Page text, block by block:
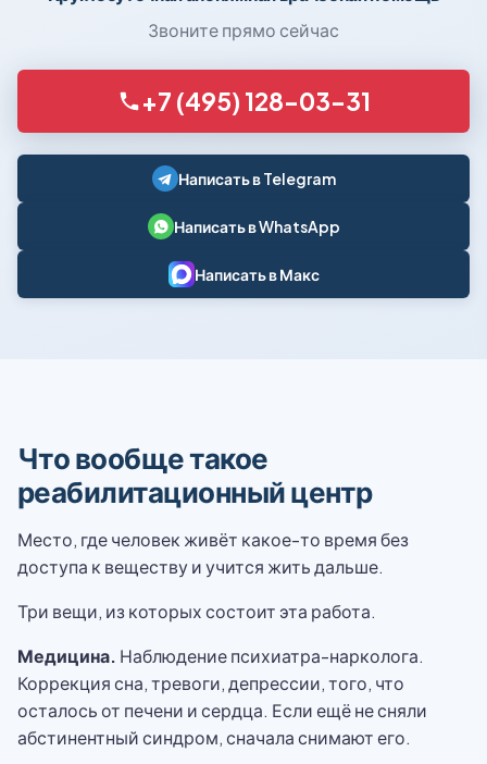
Звоните прямо сейчас
+7 (495) 128-03-31
Написать в Telegram
Написать в WhatsApp
Написать в Макс
Что вообще такое
реабилитационный центр
Место, где человек живёт какое-то время без
доступа к веществу и учится жить дальше.
Три вещи, из которых состоит эта работа.
Медицина. Наблюдение психиатра-нарколога.
Коррекция сна, тревоги, депрессии, того, что
осталось от печени и сердца. Если ещё не сняли
абстинентный синдром, сначала снимают его.